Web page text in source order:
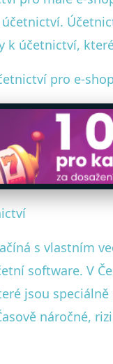
k účetnictví,
pro e-
s vlastním
software. V
jsou
náročné,